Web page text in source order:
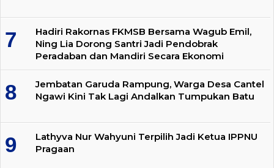
Hadiri Rakornas FKMSB Bersama Wagub Emil,
Ning Lia Dorong Santri Jadi Pendobrak
Peradaban dan Mandiri Secara Ekonomi
Jembatan Garuda Rampung, Warga Desa Cantel
Ngawi Kini Tak Lagi Andalkan Tumpukan Batu
Lathyva Nur Wahyuni Terpilih Jadi Ketua IPPNU
Pragaan